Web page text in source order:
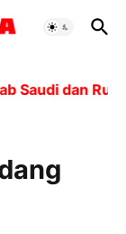
dan Rusia,